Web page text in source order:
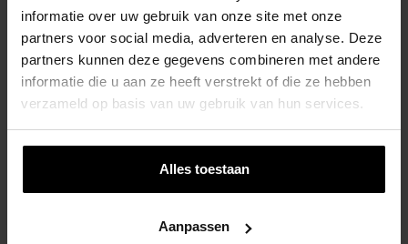
informatie over uw gebruik van onze site met onze
partners voor social media, adverteren en analyse. Deze
partners kunnen deze gegevens combineren met andere
informatie die u aan ze heeft verstrekt of die ze hebben
verzameld op basis van uw gebruik van hun services.
Alles toestaan
Aanpassen